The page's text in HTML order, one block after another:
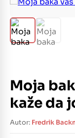
Moja
kaže da
Autor: Fredrik